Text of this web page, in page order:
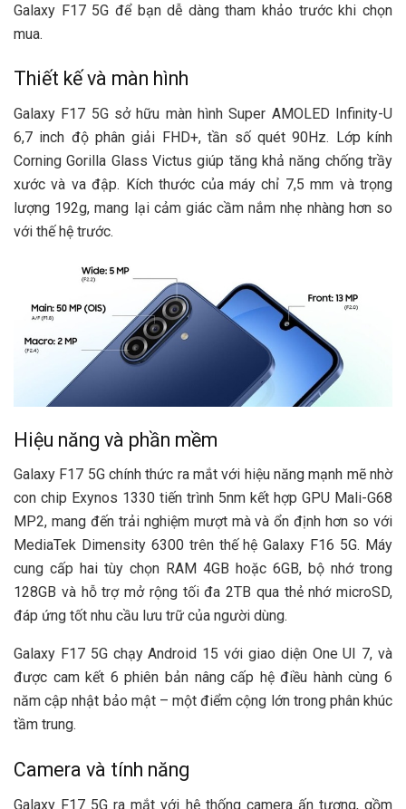
Galaxy F17 5G để bạn dễ dàng tham khảo trước khi chọn
mua.
Thiết kế và màn hình
Galaxy F17 5G sở hữu màn hình Super AMOLED Infinity-U
6,7 inch độ phân giải FHD+, tần số quét 90Hz. Lớp kính
Corning Gorilla Glass Victus giúp tăng khả năng chống trầy
xước và va đập. Kích thước của máy chỉ 7,5 mm và trọng
lượng 192g, mang lại cảm giác cầm nắm nhẹ nhàng hơn so
với thế hệ trước.
Hiệu năng và phần mềm
Galaxy F17 5G chính thức ra mắt với hiệu năng mạnh mẽ nhờ
con chip Exynos 1330 tiến trình 5nm kết hợp GPU Mali-G68
MP2, mang đến trải nghiệm mượt mà và ổn định hơn so với
MediaTek Dimensity 6300 trên thế hệ Galaxy F16 5G. Máy
cung cấp hai tùy chọn RAM 4GB hoặc 6GB, bộ nhớ trong
128GB và hỗ trợ mở rộng tối đa 2TB qua thẻ nhớ microSD,
đáp ứng tốt nhu cầu lưu trữ của người dùng.
Galaxy F17 5G chạy Android 15 với giao diện One UI 7, và
được cam kết 6 phiên bản nâng cấp hệ điều hành cùng 6
năm cập nhật bảo mật – một điểm cộng lớn trong phân khúc
tầm trung.
Camera và tính năng
Galaxy F17 5G ra mắt với hệ thống camera ấn tượng, gồm